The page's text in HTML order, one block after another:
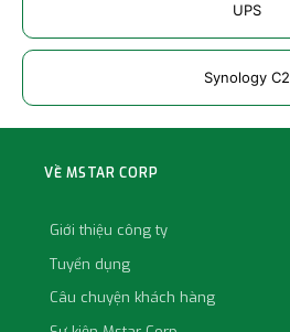
UPS
Synology C2
VỀ MSTAR CORP
Giới thiệu công ty
Tuyển dụng
Câu chuyện khách hàng